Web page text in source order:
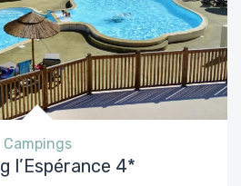
Campings
l’Espérance 4*